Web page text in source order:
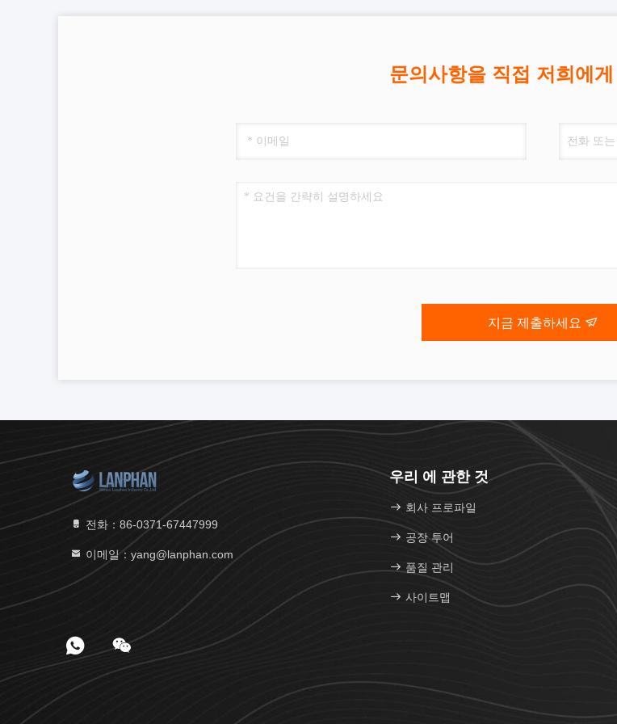
문의사항을 직접 저희에
지금 제출하세요
전화：86-0371-67447999
이메일：yang@lanphan.com
우리 에 관한 것
회사 프로파일
공장 투어
품질 관리
사이트맵